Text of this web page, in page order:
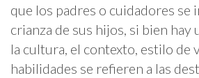
que los padres o cuidadores se
crianza de sus hijos, si bien hay
la cultura, el contexto, estilo de
habilidades se refieren a las